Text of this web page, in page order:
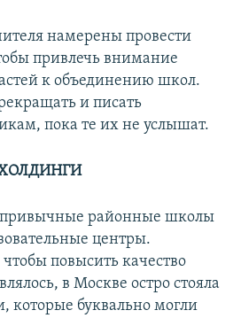
намерены провести
привлечь внимание
к объединению школ.
и писать
пока те их не услышат.
привычные районные школы
центры.
повысить качество
в Москве остро стояла
которые буквально могли